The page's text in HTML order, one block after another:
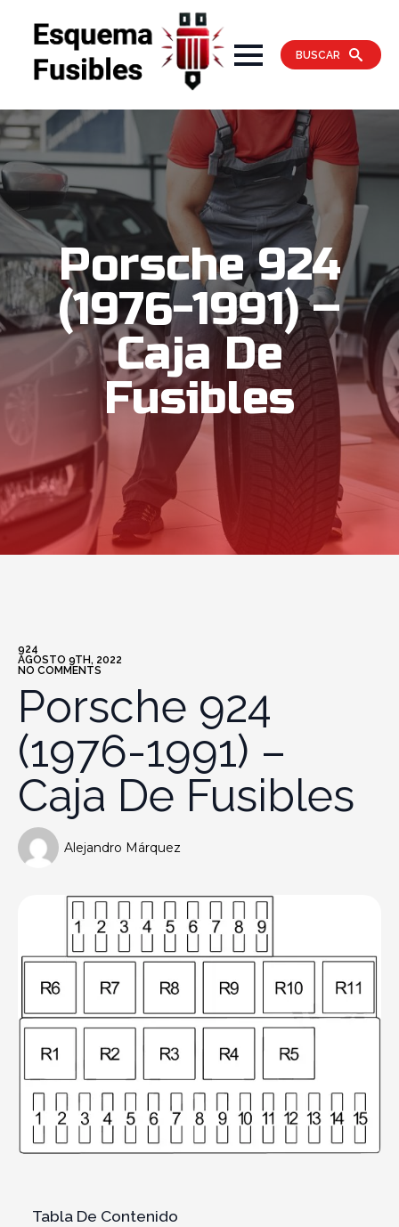
BUSCAR
Porsche 924
(1976-1991) –
Caja De
Fusibles
924
AGOSTO 9TH, 2022
NO COMMENTS
Porsche 924
(1976-1991) –
Caja De Fusibles
Alejandro Márquez
Tabla De Contenido